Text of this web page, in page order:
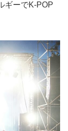
ギーでK-POP